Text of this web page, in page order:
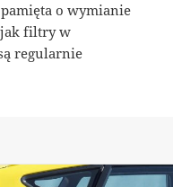
pamięta o wymianie
jak filtry w
regularnie